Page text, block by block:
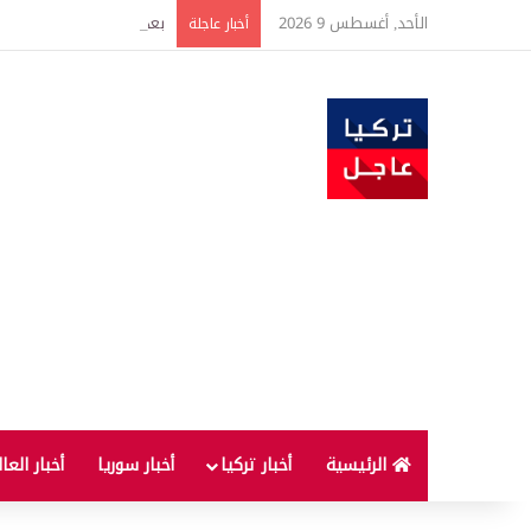
الأحد, أغسطس 9 2026 أخبار عاجلة بعد 22 شهراً.. الصين تنفذ أقوى عملية شراء للذهب منذ أكتوبر 2023
الرئيسية أخبار تركيا أخبار سوريا أخبار